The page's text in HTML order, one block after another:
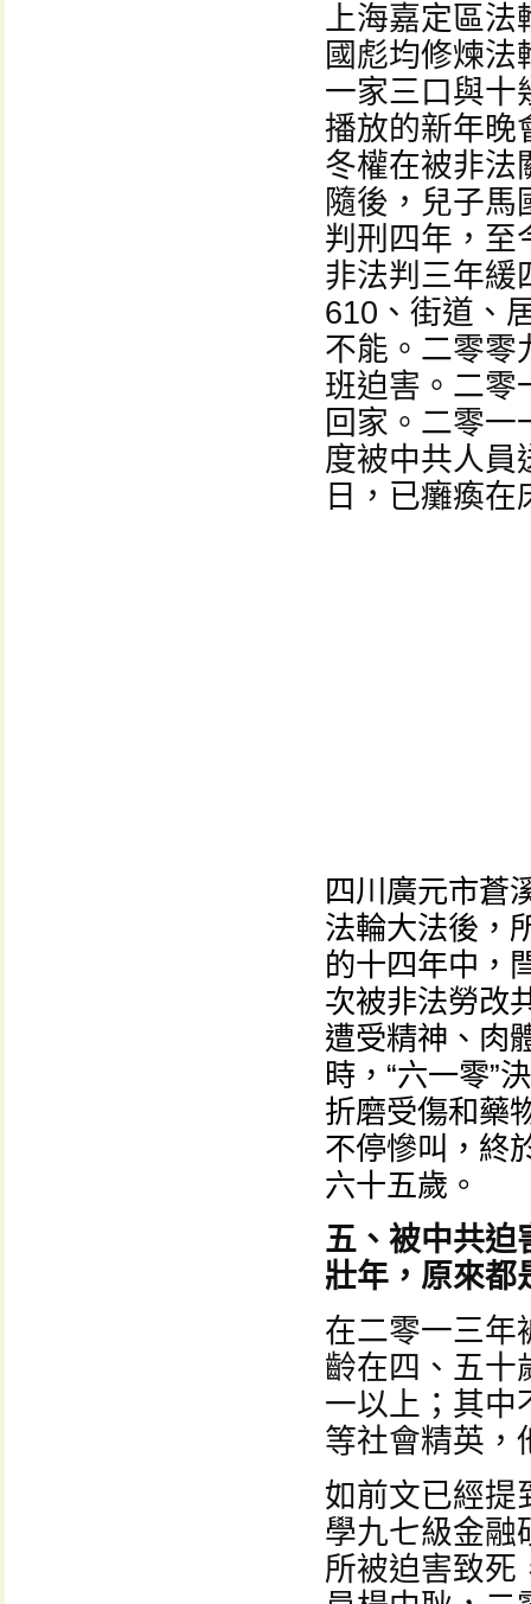
上海嘉定區法
國彪均修煉
一家三口與十
播放的新年晚
冬權在被非法
隨後，兒子
判刑四年，至
非法判三年緩
610、街道、
不能。二零零
班迫害。二零
回家。二零
度被中共人員
日，已癱瘓
四川廣元市蒼
法輪大法後，
的十四年中，
次被非法勞改
遭受精神、肉
時，“六一零”
折磨受傷和藥
不停慘叫，終
六十五歲。
五、被中共迫
壯年，原來都
在二零一三年
齡在四、五十
一以上；其中
等社會精英，
如前文已經提
學九七級金融
所被迫害致死